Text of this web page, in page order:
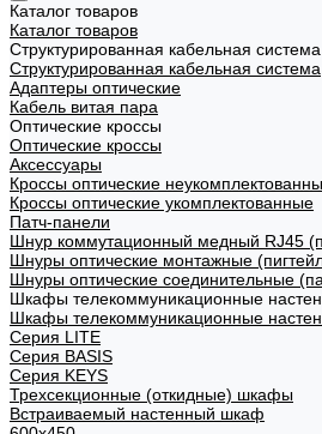
Каталог товаров
Каталог товаров
Структурированная кабельная система
Структурированная кабельная система
Адаптеры оптические
Кабель витая пара
Оптические кроссы
Оптические кроссы
Аксессуары
Кроссы оптические
Кроссы оптические укомплектованные
Патч-панели
Шнур коммутационный медный RJ45
Шнуры оптические монтажные
Шнуры оптические соединительные
Шкафы телекоммуникационные
Шкафы телекоммуникационные
Cерия LITE
Cерия BASIS
Cерия KEYS
Трехсекционные (откидные) шкафы
Встраиваемый настенный шкаф